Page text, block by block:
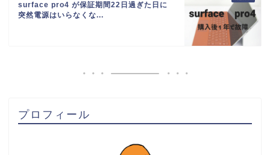
surface pro4 が保証期間22日過ぎた日に
突然電源はいらなくな...
プロフィール